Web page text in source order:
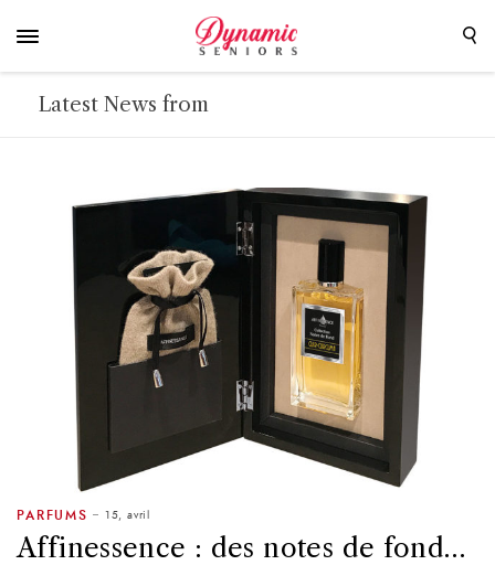
Latest News from
PARFUMS 15, avril
Affinessence : des notes de fond…